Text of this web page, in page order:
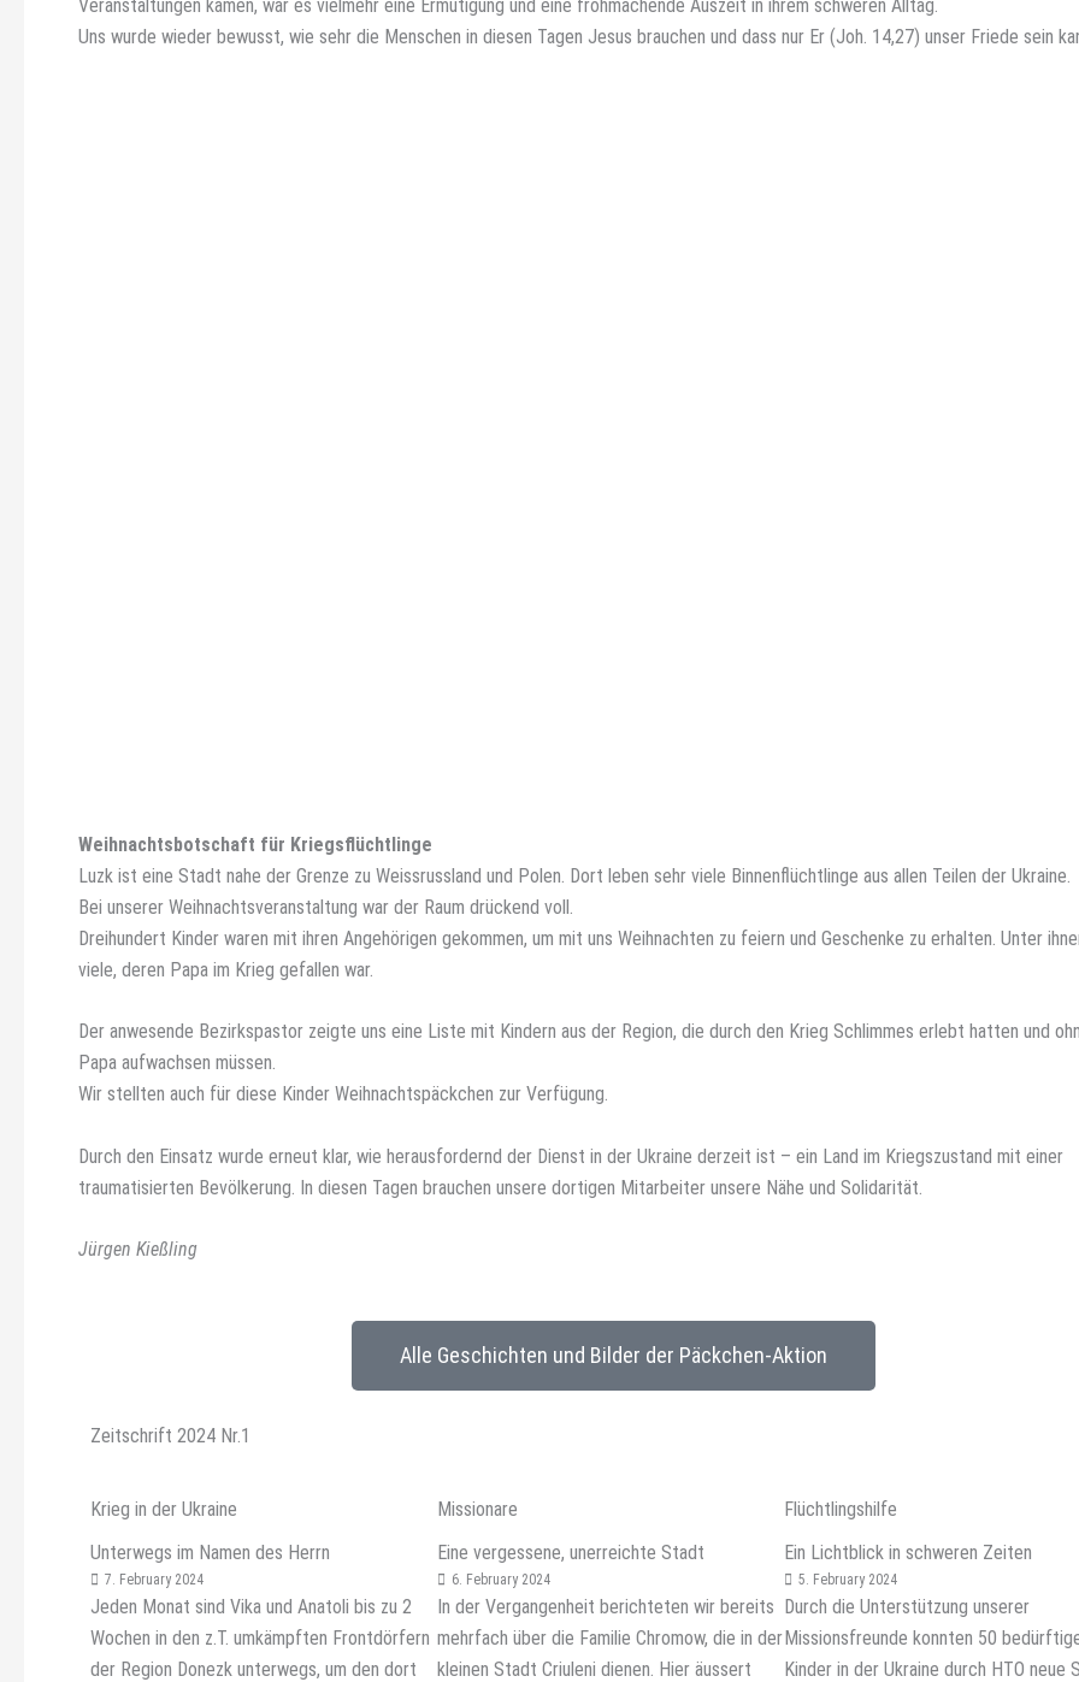
Veranstaltungen kamen, war es vielmehr eine Ermutigung und eine frohmachende Auszeit in ihrem schweren Alltag.
Uns wurde wieder bewusst, wie sehr die Menschen in diesen Tagen Jesus brauchen und dass nur Er (Joh. 14,27) unser Friede sein
Weihnachtsbotschaft für Kriegsflüchtlinge
Luzk ist eine Stadt nahe der Grenze zu Weissrussland und Polen. Dort leben sehr viele Binnenflüchtlinge aus allen Teilen der Ukraine.
Bei unserer Weihnachtsveranstaltung war der Raum drückend voll.
Dreihundert Kinder waren mit ihren Angehörigen gekommen, um mit uns Weihnachten zu feiern und Geschenke zu erhalten. Unter
viele, deren Papa im Krieg gefallen war.
Der anwesende Bezirkspastor zeigte uns eine Liste mit Kindern aus der Region, die durch den Krieg Schlimmes erlebt hatten und
Papa aufwachsen müssen.
Wir stellten auch für diese Kinder Weihnachtspäckchen zur Verfügung.
Durch den Einsatz wurde erneut klar, wie herausfordernd der Dienst in der Ukraine derzeit ist – ein Land im Kriegszustand mit einer
traumatisierten Bevölkerung. In diesen Tagen brauchen unsere dortigen Mitarbeiter unsere Nähe und Solidarität.
Jürgen Kießling
Alle Geschichten und Bilder der Päckchen-Aktion
Zeitschrift 2024 Nr.1
Krieg in der Ukraine
Unterwegs im Namen des Herrn
7. February 2024
Jeden Monat sind Vika und Anatoli bis zu 2
Wochen in den z.T. umkämpften Frontdörfern
der Region Donezk unterwegs, um den dort
Missionare
Eine vergessene, unerreichte Stadt
6. February 2024
In der Vergangenheit berichteten wir bereits
mehrfach über die Familie Chromow, die in der
kleinen Stadt Criuleni dienen. Hier äussert
Flüchtlingshilfe
Ein Lichtblick in schweren Zeiten
5. February 2024
Durch die Unterstützung unserer
Missionsfreunde konnten 50
Kinder in der Ukraine durch HTO neue